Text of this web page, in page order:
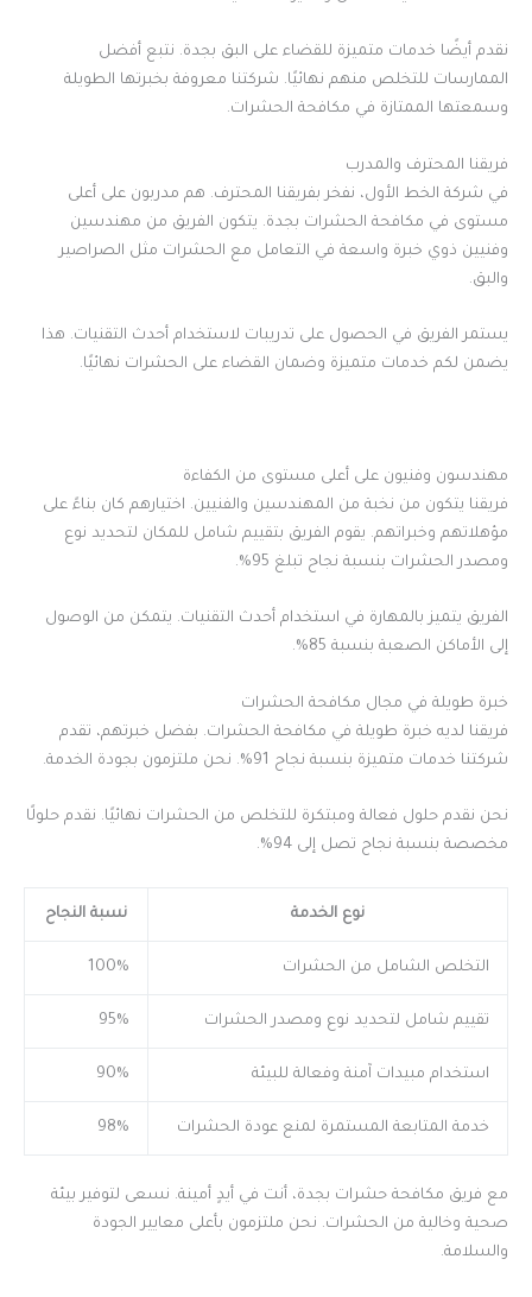
نقدم أيضًا خدمات متميزة للقضاء على البق بجدة. نتبع أفضل
الممارسات للتخلص منهم نهائيًا. شركتنا معروفة بخبرتها الطويلة
وسمعتها الممتازة في مكافحة الحشرات.
فريقنا المحترف والمدرب
في شركة الخط الأول، نفخر بفريقنا المحترف. هم مدربون على أعلى
مستوى في مكافحة الحشرات بجدة. يتكون الفريق من مهندسين
وفنيين ذوي خبرة واسعة في التعامل مع الحشرات مثل الصراصير
والبق.
يستمر الفريق في الحصول على تدريبات لاستخدام أحدث التقنيات. هذا
يضمن لكم خدمات متميزة وضمان القضاء على الحشرات نهائيًا.
مهندسون وفنيون على أعلى مستوى من الكفاءة
فريقنا يتكون من نخبة من المهندسين والفنيين. اختيارهم كان بناءً على
مؤهلاتهم وخبراتهم. يقوم الفريق بتقييم شامل للمكان لتحديد نوع
ومصدر الحشرات بنسبة نجاح تبلغ 95%.
الفريق يتميز بالمهارة في استخدام أحدث التقنيات. يتمكن من الوصول
إلى الأماكن الصعبة بنسبة 85%.
خبرة طويلة في مجال مكافحة الحشرات
فريقنا لديه خبرة طويلة في مكافحة الحشرات. بفضل خبرتهم، تقدم
شركتنا خدمات متميزة بنسبة نجاح 91%. نحن ملتزمون بجودة الخدمة.
نحن نقدم حلول فعالة ومبتكرة للتخلص من الحشرات نهائيًا. نقدم حلولًا
مخصصة بنسبة نجاح تصل إلى 94%.
نوع الخدمة نسبة النجاح
التخلص الشامل من الحشرات 100%
تقييم شامل لتحديد نوع ومصدر الحشرات 95%
استخدام مبيدات آمنة وفعالة للبيئة 90%
خدمة المتابعة المستمرة لمنع عودة الحشرات 98%
مع فريق مكافحة حشرات بجدة، أنت في أيدٍ أمينة. نسعى لتوفير بيئة
صحية وخالية من الحشرات. نحن ملتزمون بأعلى معايير الجودة
والسلامة.